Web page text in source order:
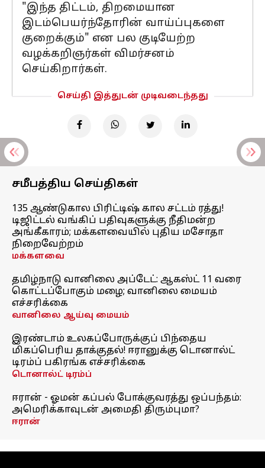
"இந்த திட்டம், திறமையான
இடம்பெயர்ந்தோரின் வாய்ப்புகளை
குறைக்கும்" என பல குடியேற்ற
வழக்கறிஞர்கள் விமர்சனம்
செய்கிறார்கள்.
செய்தி இத்துடன் முடிவடைந்தது
சமீபத்திய செய்திகள்
135 ஆண்டுகால பிரிட்டிஷ் கால சட்டம் ரத்து!
டிஜிட்டல் வங்கிப் பதிவுகளுக்கு நீதிமன்ற
அங்கீகாரம்; மக்களவையில் புதிய மசோதா
நிறைவேற்றம்
மக்களவை
தமிழ்நாடு வானிலை அப்டேட்: ஆகஸ்ட் 11 வரை
கொட்டப்போகும் மழை; வானிலை மையம்
எச்சரிக்கை
வானிலை ஆய்வு மையம்
இரண்டாம் உலகப்போருக்குப் பிந்தைய
மிகப்பெரிய தாக்குதல்! ஈரானுக்கு டொனால்ட்
டிரம்ப் பகிரங்க எச்சரிக்கை
டொனால்ட் டிரம்ப்
ஈரான் - ஓமன் கப்பல் போக்குவரத்து ஒப்பந்தம்:
அமெரிக்காவுடன் அமைதி திரும்புமா?
ஈரான்